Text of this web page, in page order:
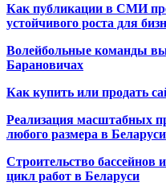
Как публикации в СМИ
устойчивого роста для
Волейбольные команды
Барановичах
Как купить или продать
Реализация масштабных
любого размера в Беларуси
Строительство
цикл работ в Беларуси